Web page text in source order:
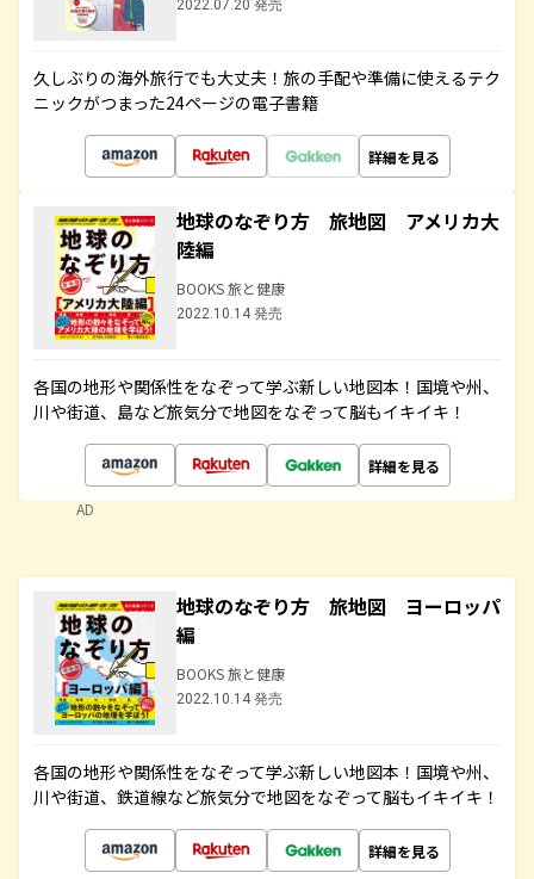
2022.07.20 発売
久しぶりの海外旅行でも大丈夫！旅の手配や準備に使えるテク
ニックがつまった24ページの電子書籍
詳細を見る
地球のなぞり方 旅地図 アメリカ大
陸編
BOOKS 旅と健康
2022.10.14 発売
各国の地形や関係性をなぞって学ぶ新しい地図本！国境や州、
川や街道、島など旅気分で地図をなぞって脳もイキイキ！
詳細を見る
AD
地球のなぞり方 旅地図 ヨーロッパ
編
BOOKS 旅と健康
2022.10.14 発売
各国の地形や関係性をなぞって学ぶ新しい地図本！国境や州、
川や街道、鉄道線など旅気分で地図をなぞって脳もイキイキ！
詳細を見る